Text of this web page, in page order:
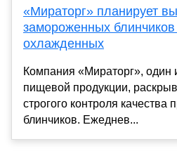
«Мираторг» планирует
замороженных блинчиков
охлажденных
Компания «Мираторг», один
пищевой продукции,
строгого контроля качества
блинчиков. Ежеднев...